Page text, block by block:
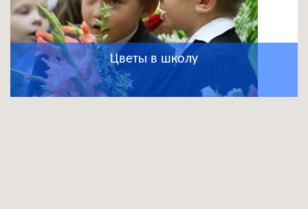
Цветы в школу